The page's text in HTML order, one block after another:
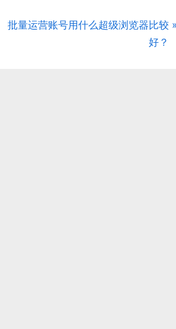
N
批量运营账号用什么超级浏览器比较
好？